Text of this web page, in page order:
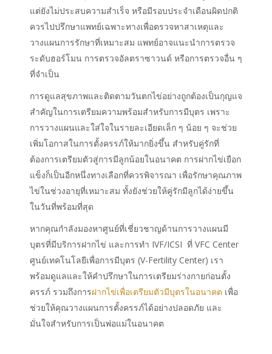
แต่ยังไม่ประสบความสำเร็จ หรือมีรอบประจำเดือนผิดปกติ
ควรไปปรึกษาแพทย์เฉพาะทางเพื่อตรวจหาสาเหตุและ
วางแผนการรักษาที่เหมาะสม แพทย์อาจแนะนำการตรวจ
ระดับฮอร์โมน การตรวจอัลตราซาวนด์ หรือการตรวจอื่น ๆ
ที่จำเป็น
การดูแลสุขภาพและติดตามวันตกไข่อย่างถูกต้องเป็นกุญแจ
สำคัญในการเตรียมความพร้อมสำหรับการมีบุตร เพราะ
การวางแผนและใส่ใจในรายละเอียดเล็ก ๆ น้อย ๆ จะช่วย
เพิ่มโอกาสในการตั้งครรภ์ให้มากยิ่งขึ้น สำหรับคู่รักที่
ต้องการเตรียมตัวสู่การมีลูกน้อยในอนาคต การฝากไข่เยือก
แข็งก็เป็นอีกหนึ่งทางเลือกที่ควรพิจารณา เพื่อรักษาคุณภาพ
ไข่ในช่วงอายุที่เหมาะสม ทั้งยังช่วยให้คู่รักมีลูกได้ง่ายขึ้น
ในวันที่พร้อมที่สุด
หากคุณกำลังมองหาศูนย์ที่เชี่ยวชาญด้านการวางแผนมี
บุตรที่มีบริการฝากไข่ และการทำ IVF/ICSI ที่ VFC Center
ศูนย์เทคโนโลยีเพื่อการมีบุตร (V-Fertility Center) เรา
พร้อมดูแลและให้คำปรึกษาในการเตรียมร่างกายก่อนตั้ง
ครรภ์ รวมถึงการฝากไข่เพื่อเตรียมตัวมีบุตรในอนาคต เพื่อ
ช่วยให้คุณวางแผนการตั้งครรภ์ได้อย่างปลอดภัย และ
มั่นใจสำหรับการเป็นพ่อแม่ในอนาคต